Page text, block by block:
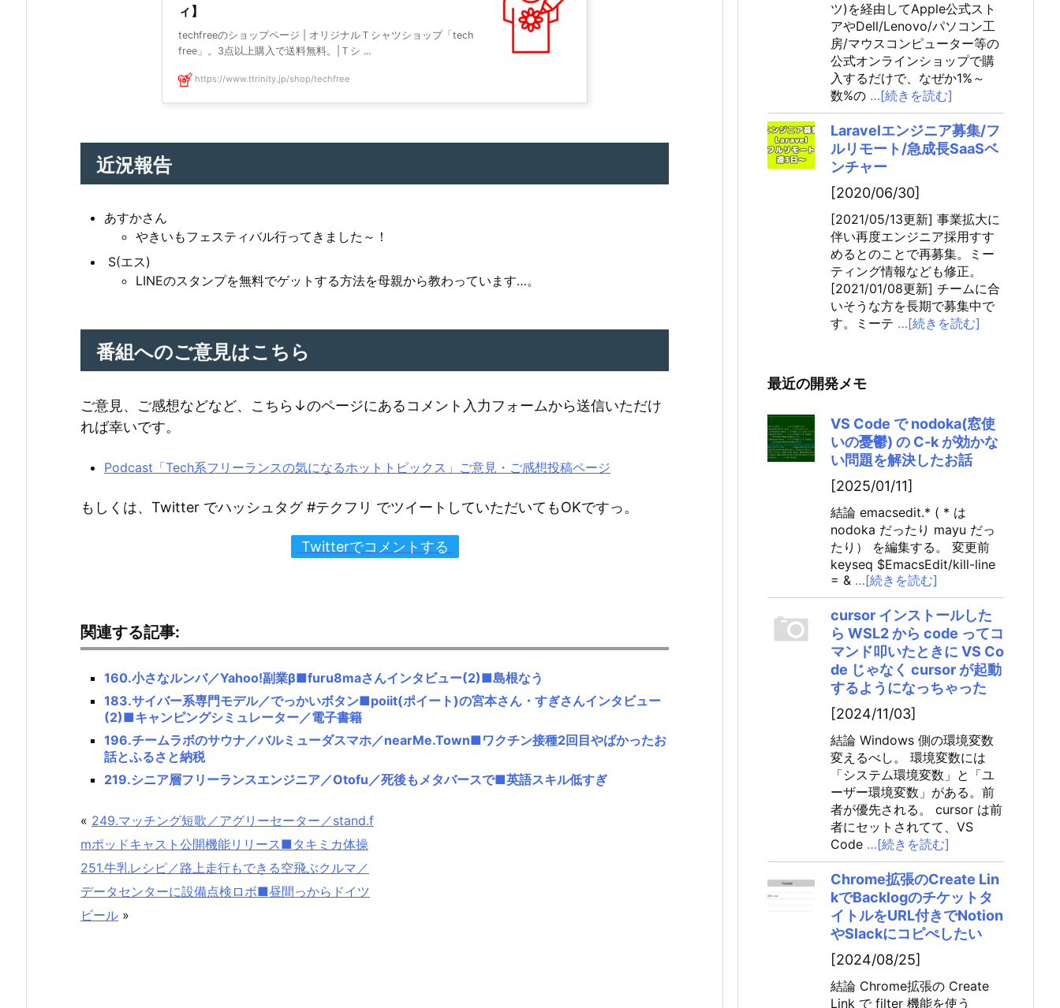
ィ】
techfreeのショップページ | オリジナルＴシャツショップ「tech
free」。3点以上購入で送料無料。|Ｔシ ...
https://www.ttrinity.jp/shop/techfree
近況報告
あすかさん
やきいもフェスティバル行ってきました～！
S(エス)
LINEのスタンプを無料でゲットする方法を母親から教わっています…。
番組へのご意見はこちら
ご意見、ご感想などなど、こちら↓のページにあるコメント入力フォームから送信いただけ
れば幸いです。
Podcast「Tech系フリーランスの気になるホットトピックス」ご意見・ご感想投稿ページ
もしくは、Twitter でハッシュタグ #テクフリ でツイートしていただいてもOKですっ。
Twitterでコメントする
関連する記事:
160.小さなルンバ／Yahoo!副業β■furu8maさんインタビュー(2)■島根なう
183.サイバー系専門モデル／でっかいボタン■poiit(ポイート)の宮本さん・すぎさんインタビュー
(2)■キャンピングシミュレーター／電子書籍
196.チームラボのサウナ／バルミューダスマホ／nearMe.Town■ワクチン接種2回目やばかったお
話とふるさと納税
219.シニア層フリーランスエンジニア／Otofu／死後もメタバースで■英語スキル低すぎ
« 249.マッチング短歌／アグリーセーター／stand.f
mポッドキャスト公開機能リリース■タキミカ体操
251.牛乳レシピ／路上走行もできる空飛ぶクルマ／
データセンターに設備点検ロボ■昼間っからドイツ
ビール »
ツ)を経由してApple公式スト
アやDell/Lenovo/パソコン工
房/マウスコンピューター等の
公式オンラインショップで購
入するだけで、なぜか1%～
数%の …[続きを読む]
Laravelエンジニア募集/フ
ルリモート/急成長SaaSベ
ンチャー
[2020/06/30]
[2021/05/13更新] 事業拡大に
伴い再度エンジニア採用すす
めるとのことで再募集。ミー
ティング情報なども修正。
[2021/01/08更新] チームに合
いそうな方を長期で募集中で
す。ミーテ …[続きを読む]
最近の開発メモ
VS Code で nodoka(窓使
いの憂鬱) の C-k が効かな
い問題を解決したお話
[2025/01/11]
結論 emacsedit.* ( * は
nodoka だったり mayu だっ
たり） を編集する。 変更前
keyseq $EmacsEdit/kill-line
= & …[続きを読む]
cursor インストールした
ら WSL2 から code ってコ
マンド叩いたときに VS Co
de じゃなく cursor が起動
するようになっちゃった
[2024/11/03]
結論 Windows 側の環境変数
変えるべし。 環境変数には
「システム環境変数」と「ユ
ーザー環境変数」がある。前
者が優先される。 cursor は前
者にセットされてて、VS
Code …[続きを読む]
Chrome拡張のCreate Lin
kでBacklogのチケットタ
イトルをURL付きでNotion
やSlackにコピぺしたい
[2024/08/25]
結論 Chrome拡張の Create
Link で filter 機能を使う